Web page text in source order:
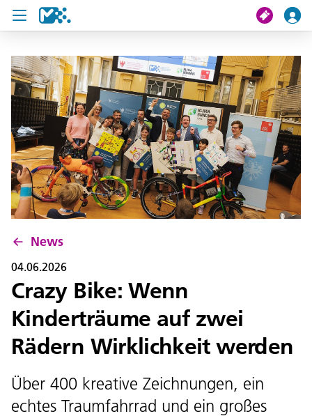
Suche
Meine Fahrt
Tickets
U19 Pass
News
Projekte
Service und Kontakt
News
04.06.2026
Crazy Bike: Wenn
Kinderträume auf zwei
Rädern Wirklichkeit werden
Über 400 kreative Zeichnungen, ein
echtes Traumfahrrad und ein großes